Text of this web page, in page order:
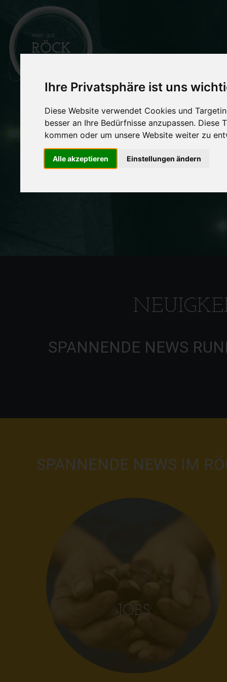
Ihre Privatsphäre ist uns
Diese Website verwendet Cookies und
besser an Ihre Bedürfnisse anzupassen. Diese
kommen oder um unsere Website weiter zu
Alle akzeptieren Einstellungen ändern
Nix
SPANNENDE NEWS
SPANNENDE NEWS IM
JOBS